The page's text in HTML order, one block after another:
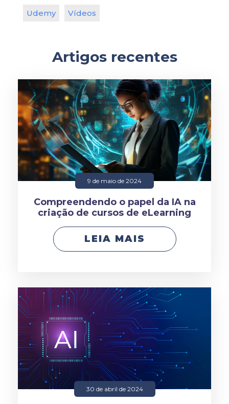
Udemy Vídeos
Artigos recentes
9 de maio de 2024
Compreendendo o papel da IA na
criação de cursos de eLearning
LEIA MAIS
30 de abril de 2024